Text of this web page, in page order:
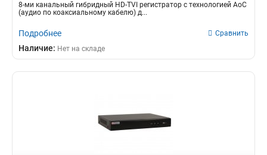
8-ми канальный гибридный HD-TVI регистратор c технологией AoC
(аудио по коаксиальному кабелю) д...
Подробнее Сравнить
Наличие: Нет на складе